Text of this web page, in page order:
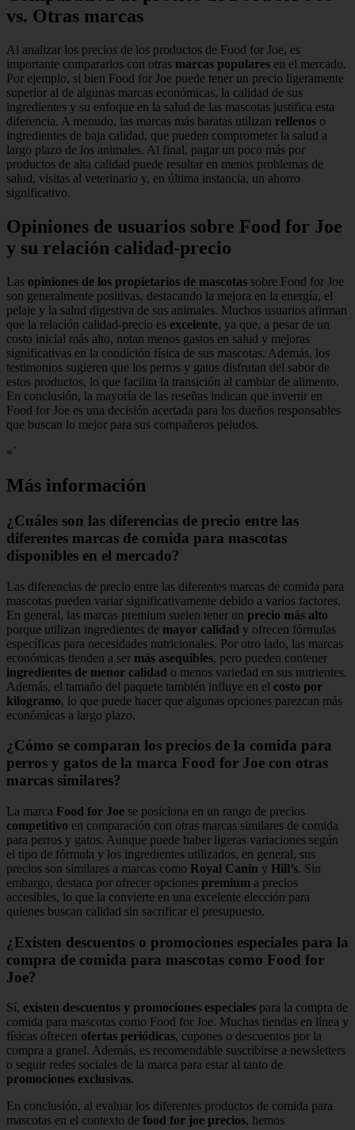
vs. Otras marcas
Al analizar los precios de los productos de Food for Joe, es
importante compararlos con otras marcas populares en el mercado.
Por ejemplo, si bien Food for Joe puede tener un precio ligeramente
superior al de algunas marcas económicas, la calidad de sus
ingredientes y su enfoque en la salud de las mascotas justifica esta
diferencia. A menudo, las marcas más baratas utilizan rellenos o
ingredientes de baja calidad, que pueden comprometer la salud a
largo plazo de los animales. Al final, pagar un poco más por
productos de alta calidad puede resultar en menos problemas de
salud, visitas al veterinario y, en última instancia, un ahorro
significativo.
Opiniones de usuarios sobre Food for Joe
y su relación calidad-precio
Las opiniones de los propietarios de mascotas sobre Food for Joe
son generalmente positivas, destacando la mejora en la energía, el
pelaje y la salud digestiva de sus animales. Muchos usuarios afirman
que la relación calidad-precio es excelente, ya que, a pesar de un
costo inicial más alto, notan menos gastos en salud y mejoras
significativas en la condición física de sus mascotas. Además, los
testimonios sugieren que los perros y gatos disfrutan del sabor de
estos productos, lo que facilita la transición al cambiar de alimento.
En conclusión, la mayoría de las reseñas indican que invertir en
Food for Joe es una decisión acertada para los dueños responsables
que buscan lo mejor para sus compañeros peludos.
«`
Más información
¿Cuáles son las diferencias de precio entre las
diferentes marcas de comida para mascotas
disponibles en el mercado?
Las diferencias de precio entre las diferentes marcas de comida para
mascotas pueden variar significativamente debido a varios factores.
En general, las marcas premium suelen tener un precio más alto
porque utilizan ingredientes de mayor calidad y ofrecen fórmulas
específicas para necesidades nutricionales. Por otro lado, las marcas
económicas tienden a ser más asequibles, pero pueden contener
ingredientes de menor calidad o menos variedad en sus nutrientes.
Además, el tamaño del paquete también influye en el costo por
kilogramo, lo que puede hacer que algunas opciones parezcan más
económicas a largo plazo.
¿Cómo se comparan los precios de la comida para
perros y gatos de la marca Food for Joe con otras
marcas similares?
La marca Food for Joe se posiciona en un rango de precios
competitivo en comparación con otras marcas similares de comida
para perros y gatos. Aunque puede haber ligeras variaciones según
el tipo de fórmula y los ingredientes utilizados, en general, sus
precios son similares a marcas como Royal Canin y Hill’s. Sin
embargo, destaca por ofrecer opciones premium a precios
accesibles, lo que la convierte en una excelente elección para
quienes buscan calidad sin sacrificar el presupuesto.
¿Existen descuentos o promociones especiales para la
compra de comida para mascotas como Food for
Joe?
Sí, existen descuentos y promociones especiales para la compra de
comida para mascotas como Food for Joe. Muchas tiendas en línea y
físicas ofrecen ofertas periódicas, cupones o descuentos por la
compra a granel. Además, es recomendable suscribirse a newsletters
o seguir redes sociales de la marca para estar al tanto de
promociones exclusivas.
En conclusión, al evaluar los diferentes productos de comida para
mascotas en el contexto de food for joe precios, hemos